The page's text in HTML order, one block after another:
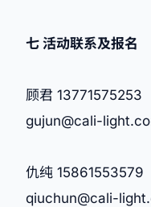
七 活动联系及报名
顾君 13771575253
gujun@cali-
仇纯 15861553579
qiuchun@cali-